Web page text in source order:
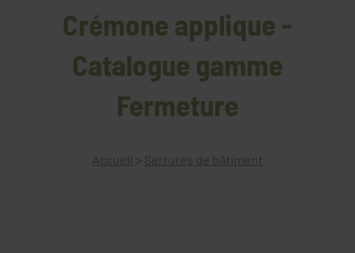
Crémone applique -
Catalogue gamme
Fermeture
Accueil > Serrures de bâtiment